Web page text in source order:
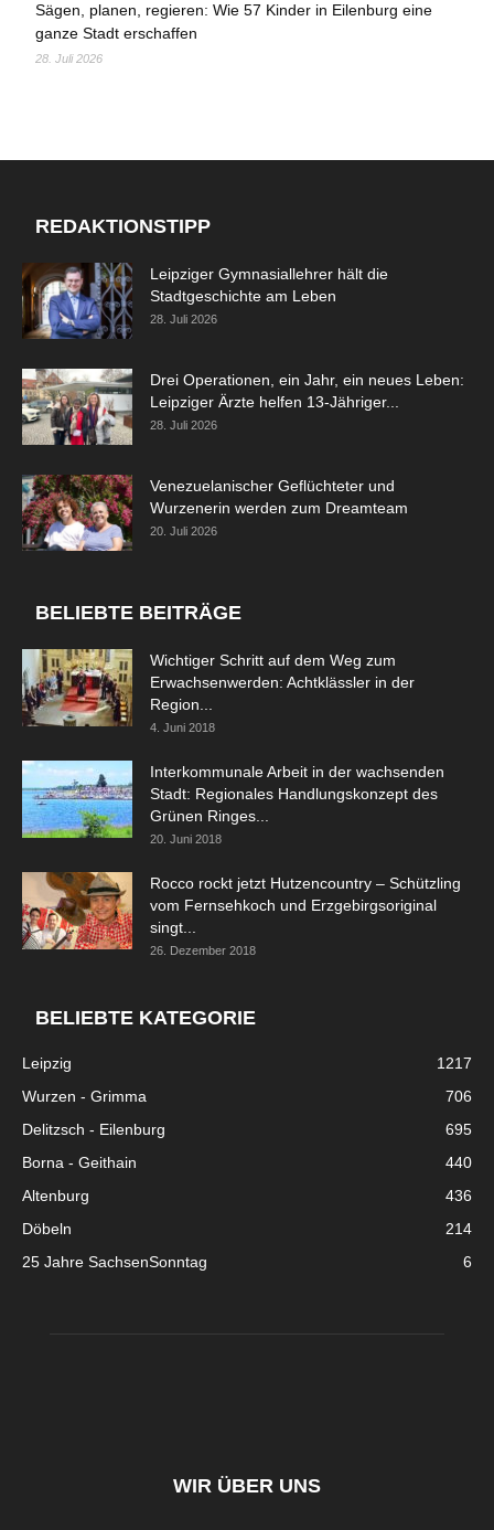
Sägen, planen, regieren: Wie 57 Kinder in Eilenburg eine
ganze Stadt erschaffen
28. Juli 2026
REDAKTIONSTIPP
Leipziger Gymnasiallehrer hält die
Stadtgeschichte am Leben
28. Juli 2026
Drei Operationen, ein Jahr, ein neues Leben:
Leipziger Ärzte helfen 13-Jähriger...
28. Juli 2026
Venezuelanischer Geflüchteter und
Wurzenerin werden zum Dreamteam
20. Juli 2026
BELIEBTE BEITRÄGE
Wichtiger Schritt auf dem Weg zum
Erwachsenwerden: Achtklässler in der
Region...
4. Juni 2018
Interkommunale Arbeit in der wachsenden
Stadt: Regionales Handlungskonzept des
Grünen Ringes...
20. Juni 2018
Rocco rockt jetzt Hutzencountry – Schützling
vom Fernsehkoch und Erzgebirgsoriginal
singt...
26. Dezember 2018
BELIEBTE KATEGORIE
Leipzig
1217
Wurzen - Grimma
706
Delitzsch - Eilenburg
695
Borna - Geithain
440
Altenburg
436
Döbeln
214
25 Jahre SachsenSonntag
6
WIR ÜBER UNS